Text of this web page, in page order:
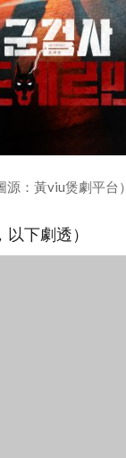
源：黃viu煲劇平台）
以下劇透）